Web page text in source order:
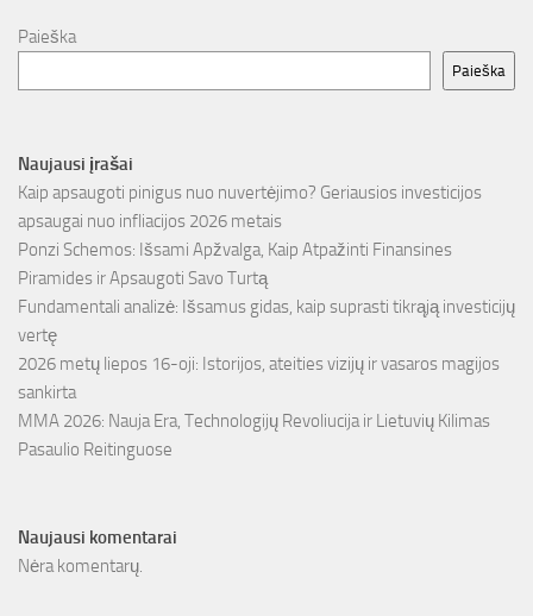
Paieška
Paieška
Naujausi įrašai
Kaip apsaugoti pinigus nuo nuvertėjimo? Geriausios investicijos
apsaugai nuo infliacijos 2026 metais
Ponzi Schemos: Išsami Apžvalga, Kaip Atpažinti Finansines
Piramides ir Apsaugoti Savo Turtą
Fundamentali analizė: Išsamus gidas, kaip suprasti tikrąją investicijų
vertę
2026 metų liepos 16-oji: Istorijos, ateities vizijų ir vasaros magijos
sankirta
MMA 2026: Nauja Era, Technologijų Revoliucija ir Lietuvių Kilimas
Pasaulio Reitinguose
Naujausi komentarai
Nėra komentarų.